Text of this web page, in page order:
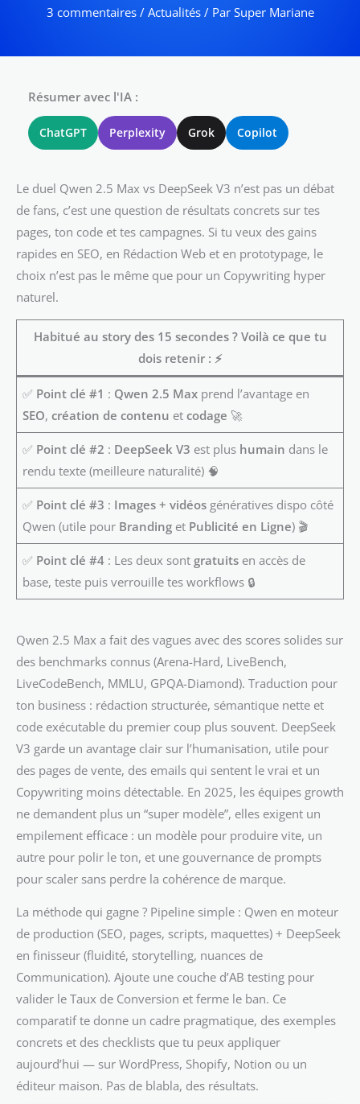
3 commentaires / Actualités/ Par Super Mariane
Résumer avec l'IA :
ChatGPT Perplexity Grok Copilot
Le duel Qwen 2.5 Max vs DeepSeek V3 n’est pas un débat
de fans, c’est une question de résultats concrets sur tes
pages, ton code et tes campagnes. Si tu veux des gains
rapides en SEO, en Rédaction Web et en prototypage, le
choix n’est pas le même que pour un Copywriting hyper
naturel.
Habitué au story des 15 secondes ? Voilà ce que tu
dois retenir : ⚡
✅ Point clé #1 : Qwen 2.5 Max prend l’avantage en
SEO,création de contenu etcodage 🚀
✅ Point clé #2 : DeepSeek V3 est plus humain dans le
rendu texte (meilleure naturalité) 🧠
✅ Point clé #3 : Images + vidéos génératives dispo côté
Qwen (utile pour Branding et Publicité en Ligne) 🎬
✅ Point clé #4 : Les deux sont gratuits en accès de
base, teste puis verrouille tes workflows 🔒
Qwen 2.5 Max a fait des vagues avec des scores solides sur
des benchmarks connus (Arena-Hard, LiveBench,
LiveCodeBench, MMLU, GPQA-Diamond). Traduction pour
ton business : rédaction structurée, sémantique nette et
code exécutable du premier coup plus souvent. DeepSeek
V3 garde un avantage clair sur l’humanisation, utile pour
des pages de vente, des emails qui sentent le vrai et un
Copywriting moins détectable. En 2025, les équipes growth
ne demandent plus un “super modèle”, elles exigent un
empilement efficace : un modèle pour produire vite, un
autre pour polir le ton, et une gouvernance de prompts
pour scaler sans perdre la cohérence de marque.
La méthode qui gagne ? Pipeline simple : Qwen en moteur
de production (SEO, pages, scripts, maquettes) + DeepSeek
en finisseur (fluidité, storytelling, nuances de
Communication). Ajoute une couche d’AB testing pour
valider le Taux de Conversion et ferme le ban. Ce
comparatif te donne un cadre pragmatique, des exemples
concrets et des checklists que tu peux appliquer
aujourd’hui — sur WordPress, Shopify, Notion ou un
éditeur maison. Pas de blabla, des résultats.